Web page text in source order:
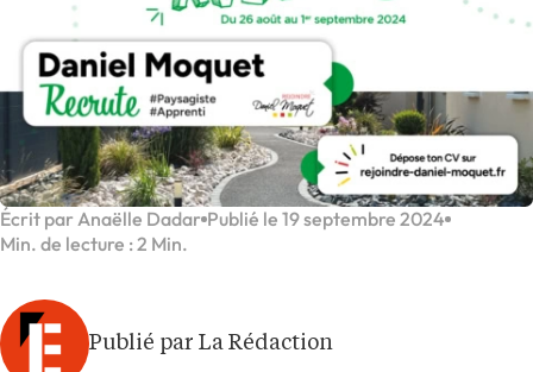
Écrit par Anaëlle Dadar Publié le 19 septembre 2024
Min. de lecture : 2 Min.
Publié par La Rédaction